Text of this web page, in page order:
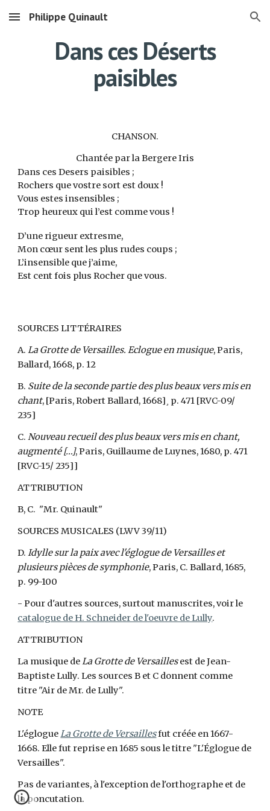
Skip to main content Skip to navigation
Philippe Quinault
Dans ces Déserts
paisibles
CHANSON.
Chantée par la Bergere Iris
Dans ces Desers paisibles ;
Rochers que vostre sort est doux !
Vous estes insensibles ;
Trop heureux qui l’est comme vous !
D’une rigueur extresme,
Mon cœur sent les plus rudes coups ;
L’insensible que j’aime,
Est cent fois plus Rocher que vous.
SOURCES LITTÉRAIRES
A.La Grotte de Versailles. Eclogue en musique, Paris,
Ballard, 1668, p. 12
B. Suite de la seconde partie des plus beaux vers mis en
chant, [Paris, Robert Ballard, 1668]¸ p. 471 [RVC-09/
235]
C.Nouveau recueil des plus beaux vers mis en chant,
augmenté […], Paris, Guillaume de Luynes, 1680, p. 471
[RVC-15/ 235]]
ATTRIBUTION
B, C. "Mr. Quinault"
SOURCES MUSICALES (LWV 39/11)
D.Idylle sur la paix avec l'églogue de Versailles et
plusieurs pièces de symphonie, Paris, C. Ballard, 1685,
p. 99-100
- Pour d'autres sources, surtout manuscrites, voir le
catalogue de H. Schneider de l'oeuvre de Lully.
ATTRIBUTION
La musique deLa Grotte de Versaillesest de Jean-
Baptiste Lully. Les sources B et C donnent comme
titre "Air de Mr. de Lully".
NOTE
L'églogueLa Grotte de Versaillesfut créée en 1667-
1668. Elle fut reprise en 1685 sous le titre "L'Églogue de
Versailles".
Pas de variantes, à l'exception de l'orthographe et de
la poncutation.